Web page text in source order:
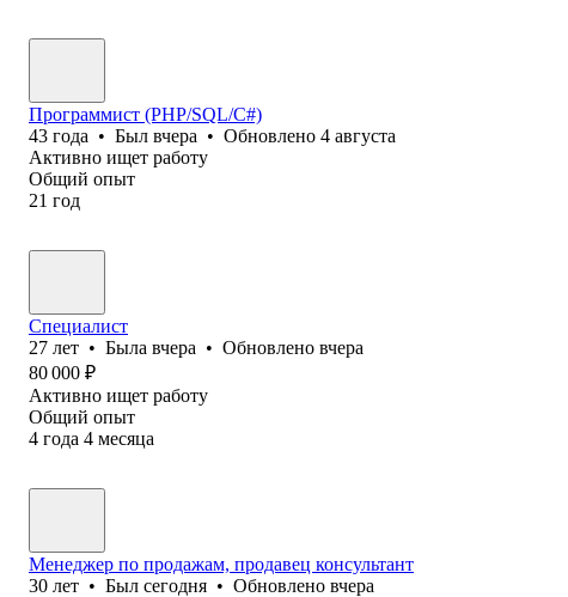
Программист (PHP/SQL/C#)
43 года • Был вчера • Обновлено 4 августа
Активно ищет работу
Общий опыт
21 год
Специалист
27 лет • Была вчера • Обновлено вчера
80 000 ₽
Активно ищет работу
Общий опыт
4 года 4 месяца
Менеджер по продажам, продавец консультант
30 лет • Был сегодня • Обновлено вчера